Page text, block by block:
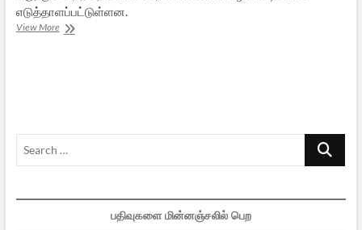
எடுத்தாளப்பட்டுள்ளன.
View Moreஉச்ச
Search
பதிவுகளை மின்னஞ்சலில் பெற